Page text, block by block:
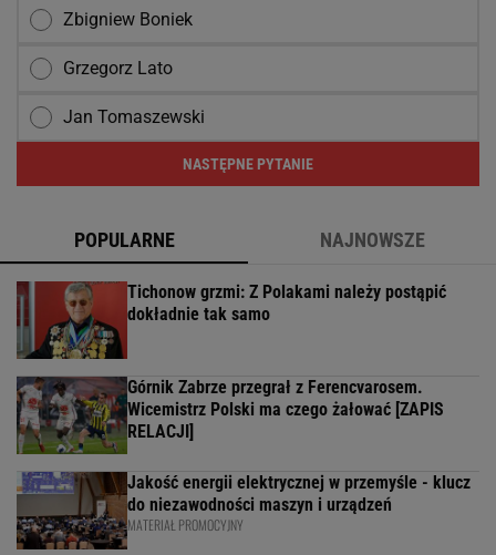
Zbigniew Boniek
Grzegorz Lato
Jan Tomaszewski
NASTĘPNE PYTANIE
POPULARNE NAJNOWSZE
Tichonow grzmi: Z Polakami należy postąpić
dokładnie tak samo
Górnik Zabrze przegrał z Ferencvarosem.
Wicemistrz Polski ma czego żałować [ZAPIS
RELACJI]
Jakość energii elektrycznej w przemyśle - klucz
do niezawodności maszyn i urządzeń
MATERIAŁ PROMOCYJNY